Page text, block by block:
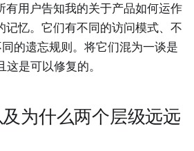
有用户告知我的关于产品如何运作
记忆。它们有不同的访问模式、不
的遗忘规则。将它们混为一谈是
是可以修复的。
为什么两个层级远远